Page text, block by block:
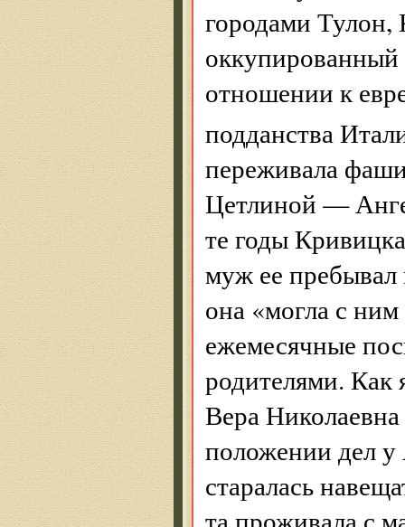
городами
оккупированный
отношении к
подданства
переживала
Цетлиной —
те годы
муж ее
она «могла с
ежемесячные
родителями. Как
Вера
положении дел
старалась